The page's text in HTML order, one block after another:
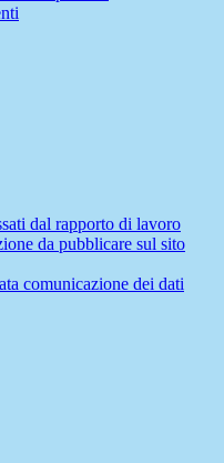
dal rapporto di lavoro
da pubblicare sul sito
comunicazione dei dati